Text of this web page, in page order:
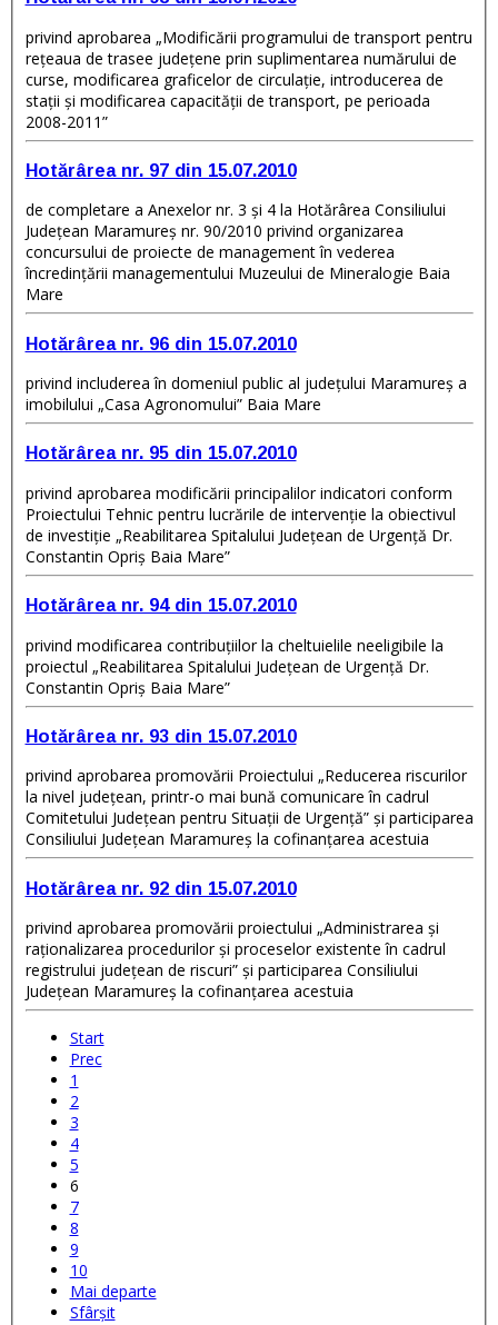
privind aprobarea „Modificării programului de transport pentru
reţeaua de trasee judeţene prin suplimentarea numărului de
curse, modificarea graficelor de circulaţie, introducerea de
staţii şi modificarea capacităţii de transport, pe perioada
2008-2011”
Hotărârea nr. 97 din 15.07.2010
de completare a Anexelor nr. 3 şi 4 la Hotărârea Consiliului
Judeţean Maramureş nr. 90/2010 privind organizarea
concursului de proiecte de management în vederea
încredinţării managementului Muzeului de Mineralogie Baia
Mare
Hotărârea nr. 96 din 15.07.2010
privind includerea în domeniul public al judeţului Maramureş a
imobilului „Casa Agronomului” Baia Mare
Hotărârea nr. 95 din 15.07.2010
privind aprobarea modificării principalilor indicatori conform
Proiectului Tehnic pentru lucrările de intervenţie la obiectivul
de investiţie „Reabilitarea Spitalului Judeţean de Urgenţă Dr.
Constantin Opriş Baia Mare”
Hotărârea nr. 94 din 15.07.2010
privind modificarea contribuţiilor la cheltuielile neeligibile la
proiectul „Reabilitarea Spitalului Judeţean de Urgenţă Dr.
Constantin Opriş Baia Mare”
Hotărârea nr. 93 din 15.07.2010
privind aprobarea promovării Proiectului „Reducerea riscurilor
la nivel judeţean, printr-o mai bună comunicare în cadrul
Comitetului Judeţean pentru Situaţii de Urgenţă” şi participarea
Consiliului Judeţean Maramureş la cofinanţarea acestuia
Hotărârea nr. 92 din 15.07.2010
privind aprobarea promovării proiectului „Administrarea şi
raţionalizarea procedurilor şi proceselor existente în cadrul
registrului judeţean de riscuri” şi participarea Consiliului
Judeţean Maramureş la cofinanţarea acestuia
Start
Prec
1
2
3
4
5
6
7
8
9
10
Mai departe
Sfârșit